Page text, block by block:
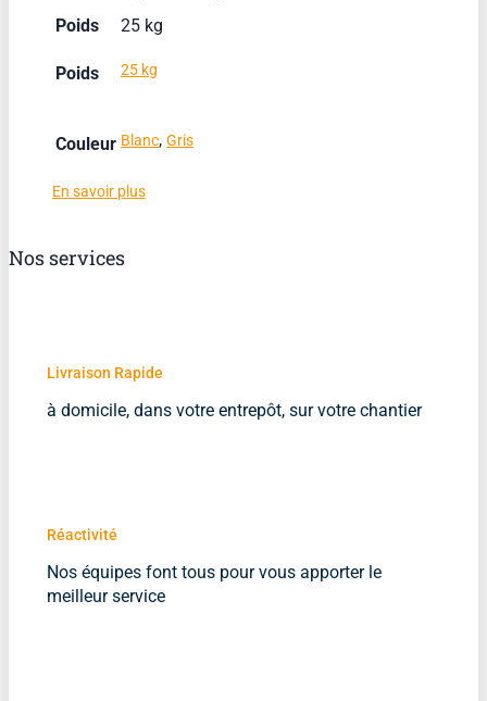
Poids 25 kg
Poids 25 kg
Couleur Blanc, Gris
En savoir plus
Nos services
Livraison Rapide
à domicile, dans votre entrepôt, sur votre chantier
Réactivité
Nos équipes font tous pour vous apporter le
meilleur service